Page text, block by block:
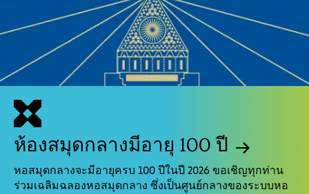
ห้องสมุดกลางมีอายุ 100 ปี
หอสมุดกลางจะมีอายุครบ 100 ปีในปี 2026 ขอเชิญทุกท่าน
ร่วมเฉลิมฉลองหอสมุดกลาง ซึ่งเป็นศูนย์กลางของระบบหอ